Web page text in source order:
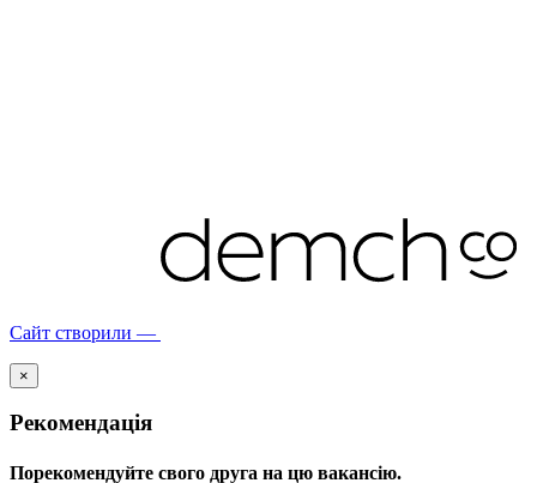
Сайт створили —
×
Рекомендація
Порекомендуйте свого друга на цю вакансію.